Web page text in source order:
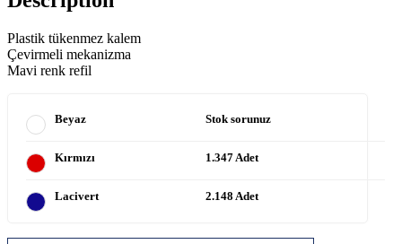
Plastik tükenmez kalem
Çevirmeli mekanizma
Mavi renk refil
Beyaz Stok sorunuz
Kırmızı 1.347 Adet
Lacivert 2.148 Adet